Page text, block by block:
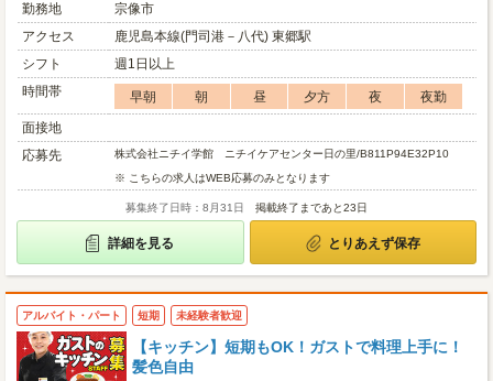
勤務地
宗像市
アクセス
鹿児島本線(門司港－八代) 東郷駅
シフト
週1日以上
時間帯
早朝 朝 昼 夕方 夜
夜勤
面接地
応募先
株式会社ニチイ学館 ニチイケアセンター日の里/B811P94E32P10
※ こちらの求人はWEB応募のみとなります
募集終了日時：8月31日 掲載終了まであと23日
詳細を見る とりあえず保存
アルバイト・パート 短期 未経験者歓迎
【キッチン】短期もOK！ガストで料理上手に！
髪色自由